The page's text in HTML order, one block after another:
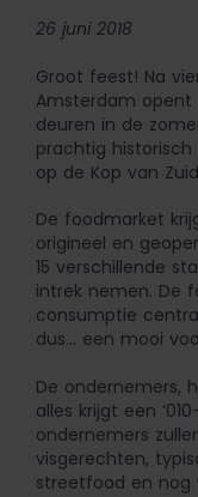
26 juni 2018
Groot feest! Na
Amsterdam opent
deuren in de
prachtig historisch
op de Kop van
De foodmarket
origineel en
15 verschillende
intrek nemen. De
consumptie
dus… een mooi
De ondernemers,
alles krijgt een
ondernemers
visgerechten,
streetfood en nog